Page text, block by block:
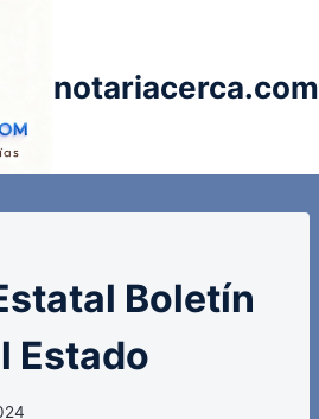
notariacerca.com
Boletín
Estado